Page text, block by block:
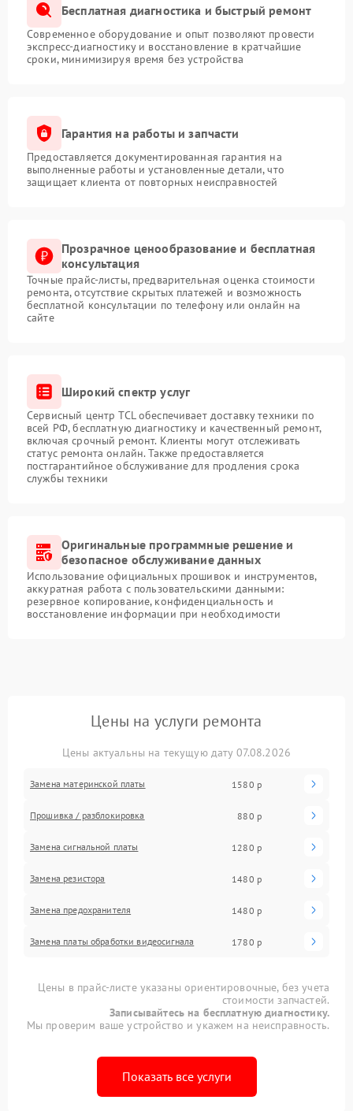
Бесплатная диагностика и быстрый ремонт
Современное оборудование и опыт позволяют провести
экспресс-диагностику и восстановление в кратчайшие
сроки, минимизируя время без устройства
Гарантия на работы и запчасти
Предоставляется документированная гарантия на
выполненные работы и установленные детали, что
защищает клиента от повторных неисправностей
Прозрачное ценообразование и бесплатная
консультация
Точные прайс-листы, предварительная оценка стоимости
ремонта, отсутствие скрытых платежей и возможность
бесплатной консультации по телефону или онлайн на
сайте
Широкий спектр услуг
Сервисный центр TCL обеспечивает доставку техники по
всей РФ, бесплатную диагностику и качественный ремонт,
включая срочный ремонт. Клиенты могут отслеживать
статус ремонта онлайн. Также предоставляется
постгарантийное обслуживание для продления срока
службы техники
Оригинальные программные решение и
безопасное обслуживание данных
Использование официальных прошивок и инструментов,
аккуратная работа с пользовательскими данными:
резервное копирование, конфиденциальность и
восстановление информации при необходимости
Цены на услуги ремонта
Цены актуальны на текущую дату 07.08.2026
Замена материнской платы 1580 р
Прошивка / разблокировка 880 р
Замена сигнальной платы 1280 р
Замена резистора 1480 р
Замена предохранителя 1480 р
Замена платы обработки видеосигнала 1780 р
Цены в прайс-листе указаны ориентировочные, без учета
стоимости запчастей.
Записывайтесь на бесплатную диагностику.
Мы проверим ваше устройство и укажем на неисправность.
Показать все услуги